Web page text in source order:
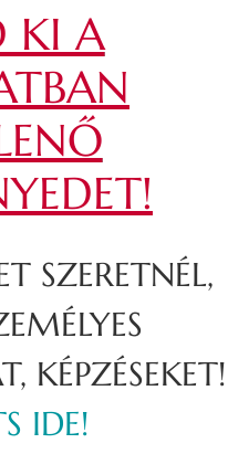
KI A
SZERETNÉL,
KÉPZÉSEKET!
IDE!